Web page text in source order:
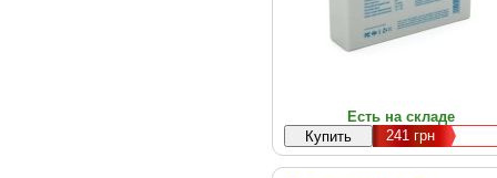
Есть на складе
241грн